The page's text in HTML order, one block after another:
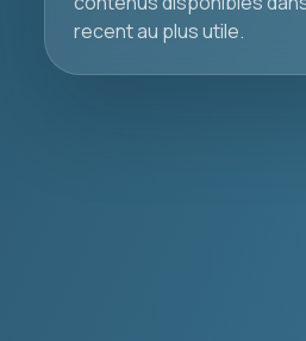
recent au plus utile.